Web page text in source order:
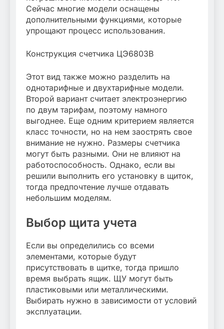
Сейчас многие модели оснащены
дополнительными функциями, которые
упрощают процесс использования.
Конструкция счетчика ЦЭ6803В
Этот вид также можно разделить на
однотарифные и двухтарифные модели.
Второй вариант считает электроэнергию
по двум тарифам, поэтому намного
выгоднее. Еще одним критерием является
класс точности, но на нем заострять свое
внимание не нужно. Размеры счетчика
могут быть разными. Они не влияют на
работоспособность. Однако, если вы
решили выполнить его установку в щиток,
тогда предпочтение лучше отдавать
небольшим моделям.
Выбор щита учета
Если вы определились со всеми
элементами, которые будут
присутствовать в щитке, тогда пришло
время выбрать ящик. ЩУ могут быть
пластиковыми или металлическими.
Выбирать нужно в зависимости от условий
эксплуатации.